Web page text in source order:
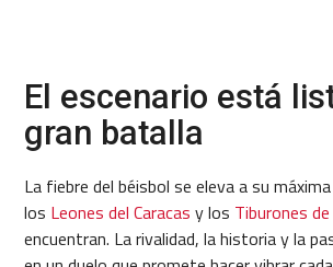
El escenario está
gran batalla
La fiebre del béisbol se eleva a su
los Leones del Caracas y los Tiburones
encuentran. La rivalidad, la historia y la